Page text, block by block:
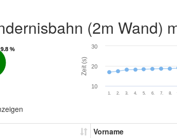
(2m Wand)
9.8 %
9.8 %
Zeit (s)
1. 2. 3. 4. 5. 6. 7. 8.
10
20
30
Vorname